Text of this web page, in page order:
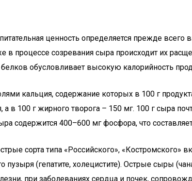
ценность определяется прежде
в процессе созревания сыра происходит их
обусловливает высокую калорийность
кальция, содержание которых в 100 г
в 100 г жирного творога – 150 мг. 100 г сыра
содержится 400–600 мг фосфора, что
сорта типа «Российского», «Костромского»
пузыря (гепатите, холецистите). Острые сыры
при заболеваниях сердца и почек,